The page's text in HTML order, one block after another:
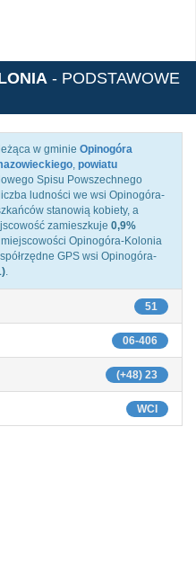
- PODSTAWOWE
w gminie Opinogóra
, powiatu
Spisu Powszechnego
ludności we wsi Opinogóra-
stanowią kobiety, a
zamieszkuje 0,9%
Opinogóra-Kolonia
GPS wsi Opinogóra-
.
51
06-406
(+48) 23
WCI